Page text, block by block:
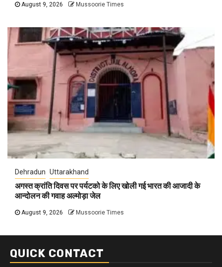
August 9, 2026 Mussoorie Times
Dehradun Uttarakhand
अगस्त क्रांति दिवस पर पर्यटको के लिए खोली गई भारत की आजादी के
आन्दोलन की गवाह अल्मोड़ा जेल
August 9, 2026 Mussoorie Times
QUICK CONTACT